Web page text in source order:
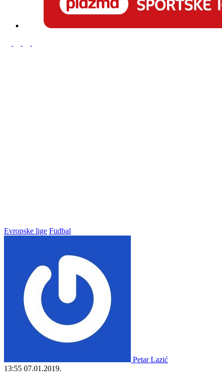
Evropske lige Fudbal
Petar Lazić
13:55 07.01.2019.